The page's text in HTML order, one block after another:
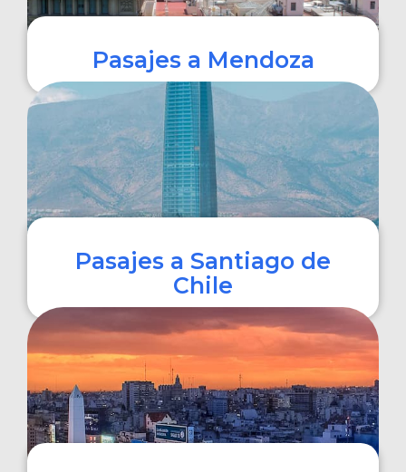
Pasajes a Mendoza
COMPRAR
Pasajes a Santiago de
Chile